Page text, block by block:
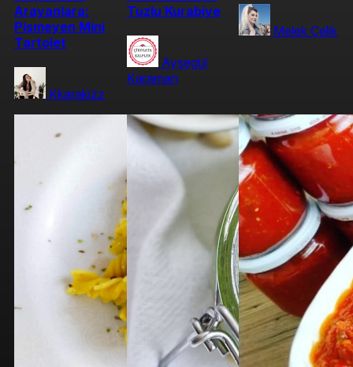
Arayanlara:
Pişmeyen Mini
Tartolet
Kkarakizz
Tuzlu Kurabiye
Ayşegül
Karaman
Melek Çelik